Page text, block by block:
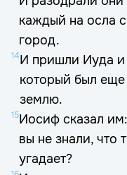
каждый на осла
город.
14И пришли Иуда и
который был
землю.
15Иосиф сказал
вы не знали, что
угадает?